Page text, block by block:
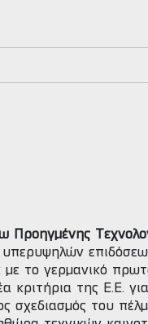
Προηγμένης
υπερυψηλών
με το γερμανικό
κριτήρια της Ε.Ε.
σχεδιασμός του